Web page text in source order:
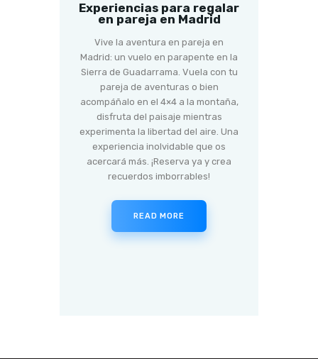
Experiencias para regalar
en pareja en Madrid
Vive la aventura en pareja en
Madrid: un vuelo en parapente en la
Sierra de Guadarrama. Vuela con tu
pareja de aventuras o bien
acompáñalo en el 4×4 a la montaña,
disfruta del paisaje mientras
experimenta la libertad del aire. Una
experiencia inolvidable que os
acercará más. ¡Reserva ya y crea
recuerdos imborrables!
READ MORE